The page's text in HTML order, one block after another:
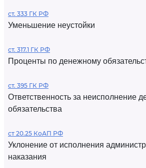
ст. 333 ГК РФ
Уменьшение неустойки
ст. 317.1 ГК РФ
Проценты по денежному
ст. 395 ГК РФ
Ответственность за неисполнение
обязательства
ст 20.25 КоАП РФ
Уклонение от исполнения
наказания